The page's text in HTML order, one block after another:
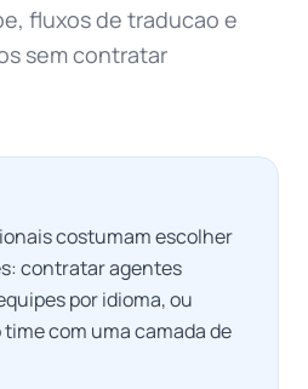
fluxos de traducao e
sem contratar
costumam escolher
contratar agentes
por idioma, ou
com uma camada de